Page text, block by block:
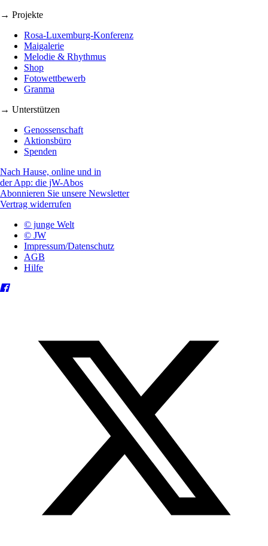
→ Projekte
Rosa-Luxemburg-Konferenz
Maigalerie
Melodie & Rhythmus
Shop
Fotowettbewerb
Granma
→ Unterstützen
Genossenschaft
Aktionsbüro
Spenden
Nach Hause, online und in
der App: die jW-Abos
Abonnieren Sie unsere Newsletter
Vertrag widerrufen
© junge Welt
© JW
Impressum/Datenschutz
AGB
Hilfe